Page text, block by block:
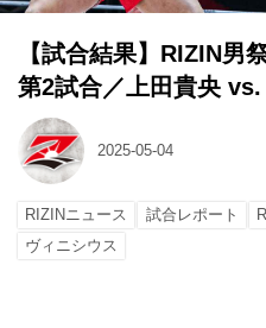
【試合結果】RIZIN男
第2試合／上田貴央
2025-05-04
RIZINニュース 試合レポート
ヴィニシウス